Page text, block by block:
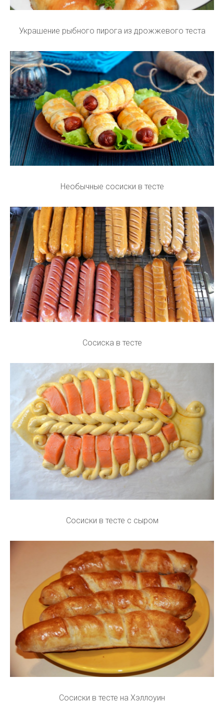
Украшение рыбного пирога из дрожжевого теста
Необычные сосиски в тесте
Сосиска в тесте
Сосиски в тесте с сыром
Сосиски в тесте на Хэллоуин